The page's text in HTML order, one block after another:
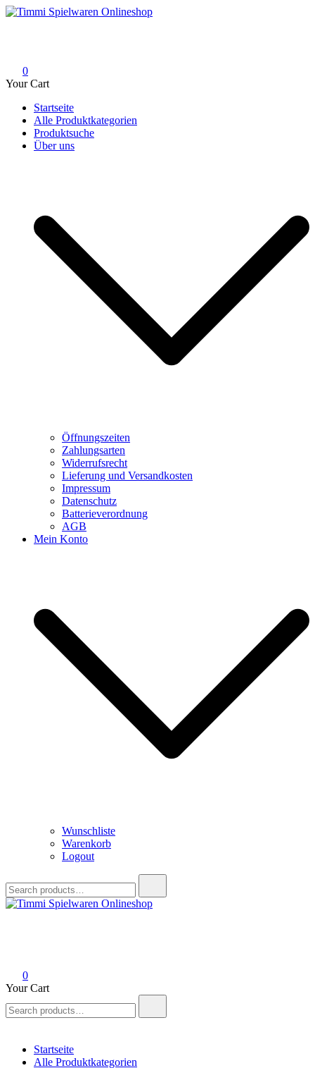
Skip
0
Your Cart
Startseite
Alle Produktkategorien
Produktsuche
Über uns
Öffnungszeiten
Zahlungsarten
Widerrufsrecht
Lieferung und Versandkosten
Impressum
Datenschutz
Batterieverordnung
AGB
Mein Konto
Wunschliste
Warenkorb
Logout
for:
0
Your Cart
for:
Startseite
Alle Produktkategorien